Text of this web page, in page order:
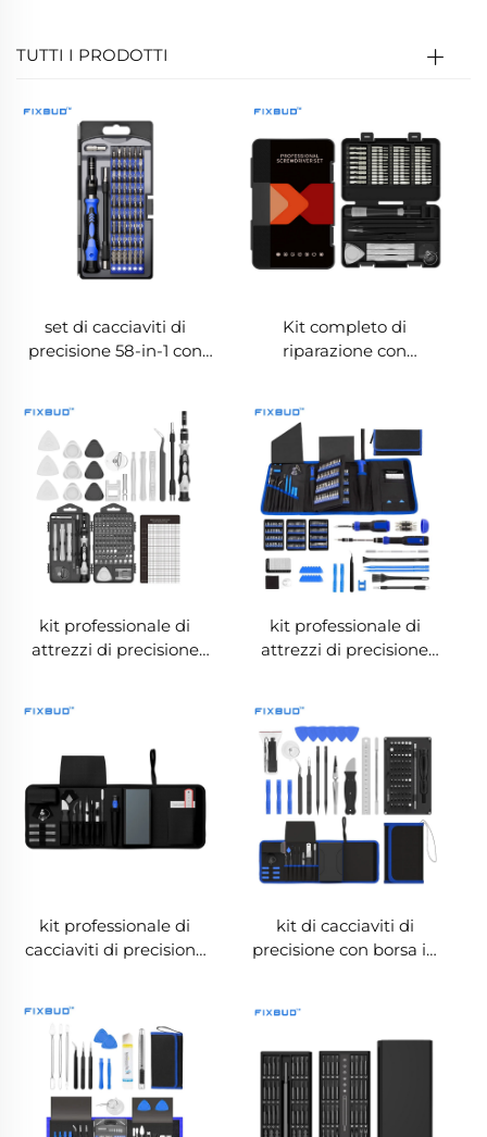
TUTTI I PRODOTTI
set di cacciaviti di
precisione 58-in-1 con
Kit completo di
riparazione con
kit professionale di
attrezzi di precisione
kit professionale di
attrezzi di precisione
V da 4 mm e 6,35 mm |
Impugnatura doppia
kit professionale di
cacciaviti di precisione
V e strumenti ESD
kit di cacciaviti di
precisione con borsa in